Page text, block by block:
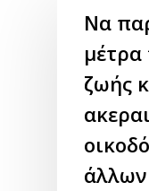
Να
μέτρα
ζωής